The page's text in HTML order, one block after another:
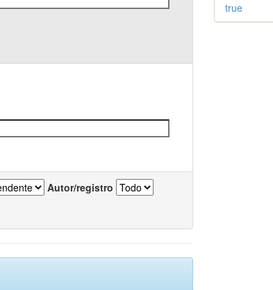
Autor/registro
true